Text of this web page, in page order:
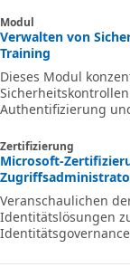
Modul
Verwalten von
Training
Dieses Modul
Authentifizierung
schützen und
Ressourcen
Zertifizierung
Microsoft-
Veranschaulichen
Identitätslösungen